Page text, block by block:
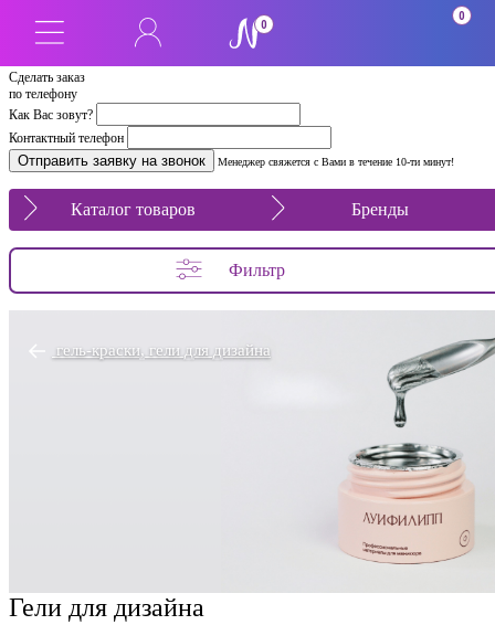
Сделать заказ
по телефону
Как Вас зовут?
Контактный телефон
Менеджер свяжется с Вами в течение 10-ти минут!
0
0
Каталог товаров Бренды
Фильтр
гель-краски, гели для дизайна
Гели для дизайна